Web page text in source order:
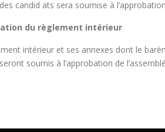
candid ats sera soumise à
du règlement intérieur
intérieur et ses annexes dont le
soumis à l’approbation de